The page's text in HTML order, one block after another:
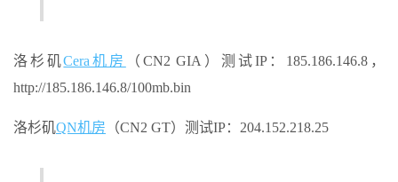
洛杉矶Cera机房
（CN2 GIA）测试IP：185.186.146.8，
http://185.186.146.8/100mb.bin
洛杉矶QN机房 （CN2 GT）测试IP：204.152.218.25